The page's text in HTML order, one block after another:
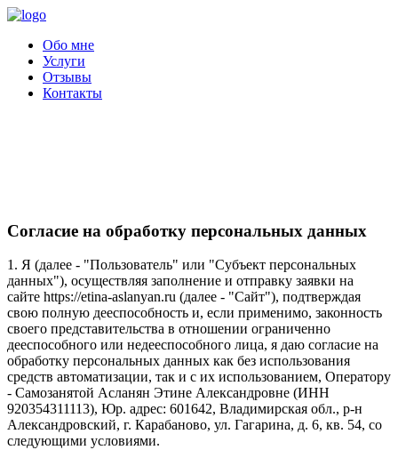
Обо мне
Услуги
Отзывы
Контакты
Согласие на обработку персональных данных
1. Я (далее - "Пользователь" или "Субъект персональных
данных"), осуществляя заполнение и отправку заявки на
сайте https://etina-aslanyan.ru (далее - "Сайт"), подтверждая
свою полную дееспособность и, если применимо, законность
своего представительства в отношении ограниченно
дееспособного или недееспособного лица, я даю согласие на
обработку персональных данных как без использования
средств автоматизации, так и с их использованием, Оператору
- Самозанятой Асланян Этине Александровне (ИНН
920354311113), Юр. адрес: 601642, Владимирская обл., р-н
Александровский, г. Карабаново, ул. Гагарина, д. 6, кв. 54, со
следующими условиями.